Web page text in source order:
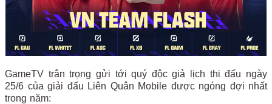
GameTV trân trọng gửi tới quý độc giả lịch thi đấu ngày
25/6 của giải đấu Liên Quân Mobile được ngóng đợi nhất
trong năm: